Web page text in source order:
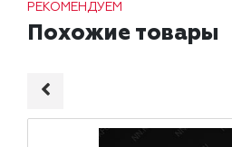
РЕКОМЕНДУЕМ
Похожие товары